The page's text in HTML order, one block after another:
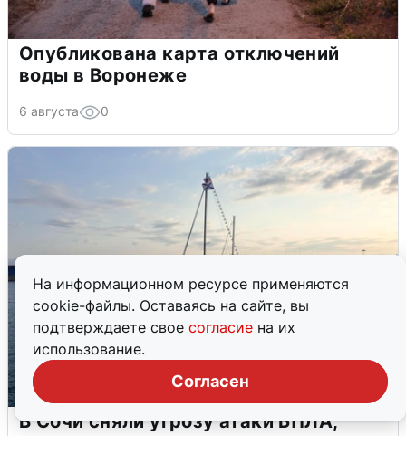
На информационном ресурсе применяются
cookie-файлы. Оставаясь на сайте, вы
подтверждаете свое согласие на их
использование.
Согласен
Опубликована карта отключений
воды в Воронеже
6 августа 0
В Сочи сняли угрозу атаки БПЛА,